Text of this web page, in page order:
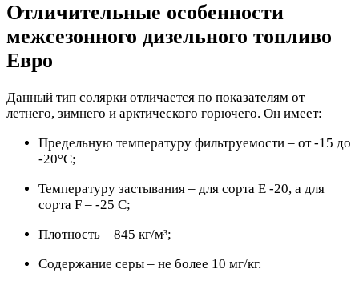
Отличительные особенности
межсезонного дизельного топливо
Евро
Данный тип солярки отличается по показателям от
летнего, зимнего и арктического горючего. Он имеет:
Предельную температуру фильтруемости – от -15 до
-20°С;
Температуру застывания – для сорта Е -20, а для
сорта F – -25 С;
Плотность – 845 кг/м³;
Содержание серы – не более 10 мг/кг.